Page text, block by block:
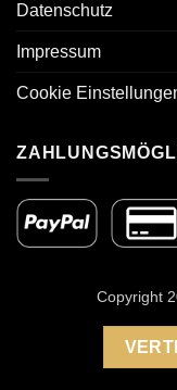
Datenschutz
Impressum
Cookie
Copyright